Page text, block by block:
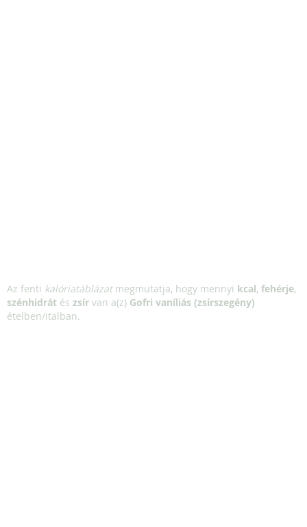
Az fenti kalóriatáblázatmegmutatja, hogy mennyi kcal, fehérje,
szénhidrát és zsír van a(z) Gofri vaníliás (zsírszegény)
ételben/italban.